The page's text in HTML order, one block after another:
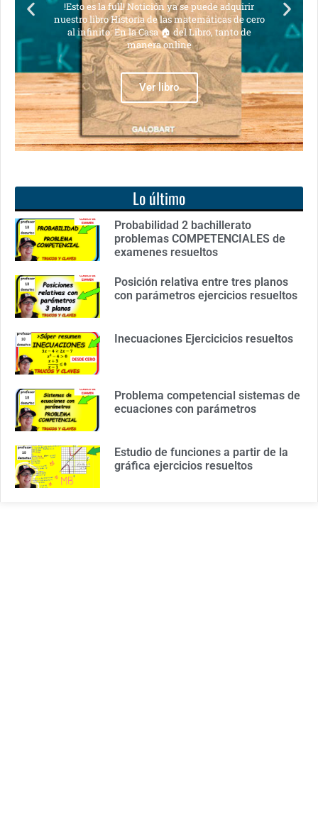
Notición ya se puede adquirir
de las matemáticas de cero
la Casa 🏠 del Libro, tanto de
manera online
Ver libro
Notición!! Ya se
libro: Unas
Lo último
Probabilidad 2 bachillerato
problemas COMPETENCIALES de
examenes resueltos
Posición relativa entre tres planos
con parámetros ejercicios resueltos
Inecuaciones Ejercicicios resueltos
Problema competencial sistemas de
ecuaciones con parámetros
Estudio de funciones a partir de la
gráfica ejercicios resueltos